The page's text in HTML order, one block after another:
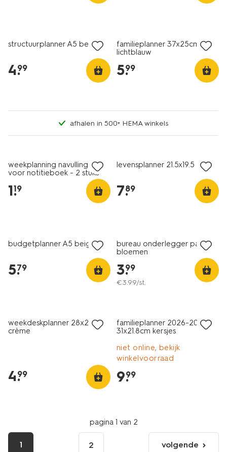
structuurplanner A5 beige
4.
99
familieplanner 37x25cm
lichtblauw
5.
99
afhalen in 500+ HEMA winkels
weekplanning navulling A5
voor notitieboek - 2 stuks
1.
19
levensplanner 21.5x19.5
7.
89
budgetplanner A5 beige
5.
79
bureau onderlegger papier
bloemen
3.
99
€3.99/st.
weekdeskplanner 28x21cm
crème
4.
99
familieplanner 2026-2027
31x21.8cm kersjes
niet online, bekijk
winkelvoorraad
9.
99
pagina 1 van 2
1 2 volgende
volgende